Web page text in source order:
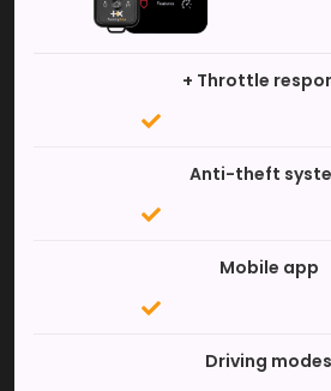
+ Throttle
Anti-theft
Mobile app
Driving modes